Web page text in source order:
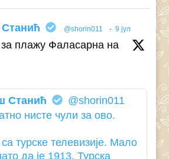
@shorin011 · 9 јул
плажу Фаласарна на
Станић
@shorin011
нисте чули за ово.
турске телевизије. Мало
да је 1913. Турска